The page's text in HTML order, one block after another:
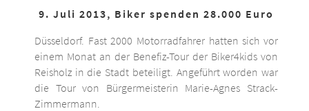
9. Juli 2013, Biker spenden 28.000 Euro
Düsseldorf. Fast 2000 Motorradfahrer hatten sich vor
einem Monat an der Benefiz-Tour der Biker4kids von
Reisholz in die Stadt beteiligt. Angeführt worden war
die Tour von Bürgermeisterin Marie-Agnes Strack-
Zimmermann.